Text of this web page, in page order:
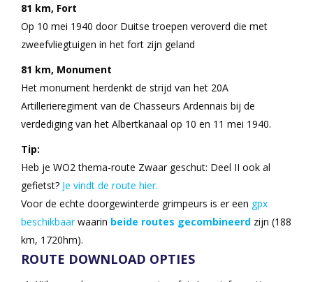
81 km, Fort
Op 10 mei 1940 door Duitse troepen veroverd die met
zweefvliegtuigen in het fort zijn geland
81 km, Monument
Het monument herdenkt de strijd van het 20A
Artillerieregiment van de Chasseurs Ardennais bij de
verdediging van het Albertkanaal op 10 en 11 mei 1940.
Tip:
Heb je WO2 thema-route Zwaar geschut: Deel II ook al
gefietst? Je vindt de route hier.
Voor de echte doorgewinterde grimpeurs is er een gpx
beschikbaarwaarin beide routes gecombineerd zijn (188
km, 1720hm).
ROUTE DOWNLOAD OPTIES